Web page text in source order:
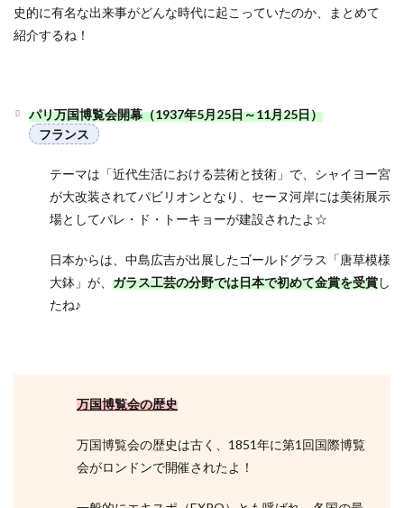
史的に有名な出来事がどんな時代に起こっていたのか、まとめて
紹介するね！
パリ万国博覧会開幕（1937年5月25日～11月25日）
フランス
テーマは「近代生活における芸術と技術」で、シャイヨー宮
が大改装されてパビリオンとなり、セーヌ河岸には美術展示
場としてパレ・ド・トーキョーが建設されたよ☆
日本からは、中島広吉が出展したゴールドグラス「唐草模様
大鉢」が、 ガラス工芸の分野では日本で初めて金賞を受賞し
たね♪
万国博覧会の歴史
万国博覧会の歴史は古く、1851年に第1回国際博覧
会がロンドンで開催されたよ！